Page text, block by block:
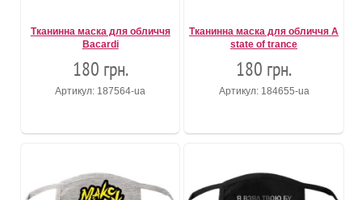
Тканинна маска для обличчя
Bacardi
180 грн.
Артикул: 187564-ua
Тканинна маска для обличчя A
state of trance
180 грн.
Артикул: 184655-ua